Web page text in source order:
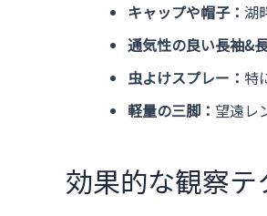
キャップや帽子： 湖
通気性の良い長袖&
虫よけスプレー： 特
軽量の三脚： 望遠レ
効果的な観察テ